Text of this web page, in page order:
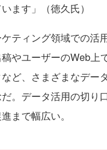
ます」（徳久氏）
ティング領域での活
やユーザーのWeb上
ど、さまざまなデー
。データ活用の切り
まで幅広い。